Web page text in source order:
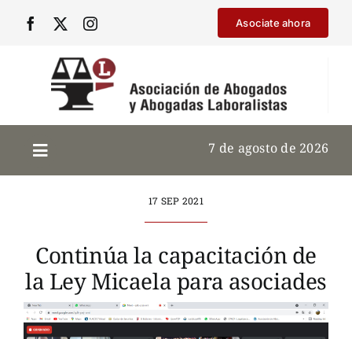
Asociate ahora
7 de agosto de 2026
17 SEP 2021
Continúa la capacitación de
la Ley Micaela para asociades